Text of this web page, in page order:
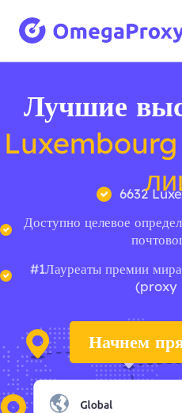
Лучшие
6632
Доступно целевое
#1Лауреаты премии
(proxy
Начнем